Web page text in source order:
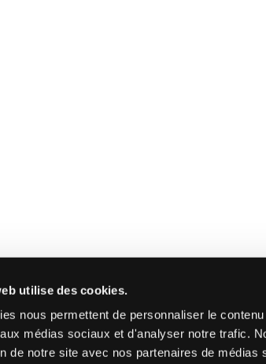
utilise des cookies.
nous permettent de personnaliser le
médias sociaux et d'analyser notre trafic.
de notre site avec nos partenaires de